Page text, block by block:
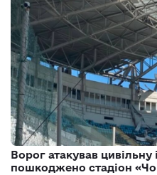
Ворог атакував
пошкоджено стадіон